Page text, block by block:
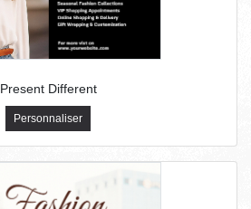
Present Different
Personnaliser